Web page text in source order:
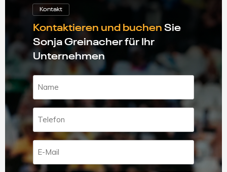
Kontakt
Kontaktieren und buchen Sie
Sonja Greinacher für Ihr
Unternehmen
E-
Mail